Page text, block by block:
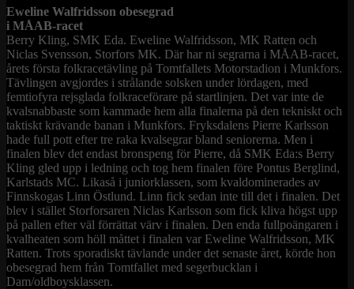
Eweline Walfridsson obesegrad
i MÅAB-racet
Berry Kling, SMK Eda. Eweline Walfridsson, MK Ratten och
Niclas Svensson, Storfors MK. Där har ni segrarna i MÅAB-racet,
årets första folkracetävling på Tomtfallets Motorstadion i Munkfors.
Tävlingen avgjordes i strålande solsken under lördagen, med
femtiofyra rejsglada folkraceförare på startlinjen. Det var inte de
kvalsnabbaste som kammade hem alla finalerna på den tekniskt och
taktiskt krävande banan i Munkfors. Fryksdalens Pierre Karlsson
hade full pott efter tre raka kvalsegrar bland seniorerna. Men i
finalen blev det endast bronspeng för Pierre, då SMK Eda:s Berry
Kling gled upp i ledning och tog hem finalen före Pontus Berglind,
Karlstads MC. Likaså i juniorklassen, som kvaldominerades av
Finnskogas Linn Östlund. Linn fick sedan inte till det i finalen. Det
blev i stället Storforsaren Niclas Karlsson som fick kliva högst upp
på pallen efter väl förrättat värv i finalen. Den enda fullpoängaren i
kvalheaten som höll måttet i finalen var Eweline Walfridsson, MK
Ratten. Trots sporadiskt tävlande under det senaste året, körde hon
obesegrad hem från Tomtfallet med segerbucklan i
Dam/oldboysklassen.